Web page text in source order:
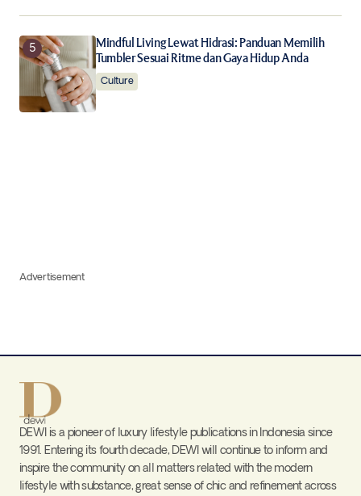
Mindful Living Lewat Hidrasi: Panduan Memilih
Tumbler Sesuai Ritme dan Gaya Hidup Anda
Culture
Advertisement
DEWI is a pioneer of luxury lifestyle publications in Indonesia since
1991. Entering its fourth decade, DEWI will continue to inform and
inspire the community on all matters related with the modern
lifestyle with substance, great sense of chic and refinement across